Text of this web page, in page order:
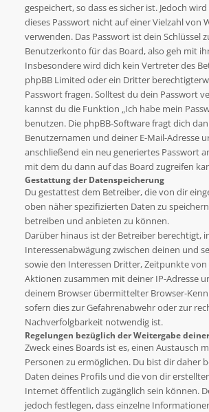
gespeichert, so dass es sicher ist. Jedoch
dieses Passwort nicht auf einer Vielzahl von
verwenden. Das Passwort ist dein Schlüssel
Benutzerkonto für das Board, also geh mit
Insbesondere wird dich kein Vertreter des
phpBB Limited oder ein Dritter
Passwort fragen. Solltest du dein Passwort
kannst du die Funktion „Ich habe mein
benutzen. Die phpBB-Software fragt dich
Benutzernamen und deiner E-Mail-Adresse
anschließend ein neu generiertes Passwort
mit dem du dann auf das Board zugreifen
Gestattung der Datenspeicherung
Du gestattest dem Betreiber, die von dir
oben näher spezifizierten Daten zu
betreiben und anbieten zu können.
Darüber hinaus ist der Betreiber berechtigt,
Interessenabwägung zwischen deinen und
sowie den Interessen Dritter, Zeitpunkte
Aktionen zusammen mit deiner IP-Adresse
deinem Browser übermittelter Browser-
sofern dies zur Gefahrenabwehr oder zur
Nachverfolgbarkeit notwendig ist.
Regelungen bezüglich der Weitergabe
Zweck eines Boards ist es, einen Austausch
Personen zu ermöglichen. Du bist dir daher
Daten deines Profils und die von dir
Internet öffentlich zugänglich sein können.
jedoch festlegen, dass einzelne